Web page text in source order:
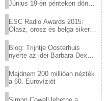
Június 19-én pénteken döntő
ESC Radio Awards 2015:
Olasz, orosz és belga siker,
Blog: Trijntje Oosterhuis
nyerte az idei Barbara Dex
Majdnem 200 millióan nézték
a 60. Eurovíziót